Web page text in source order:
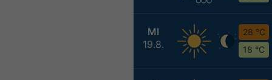
MI
19.8.
28 °C
18 °C